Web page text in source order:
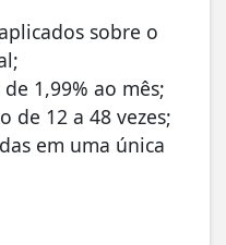
sobre o
1,99% ao mês;
de 12 a 48 vezes;
em uma única